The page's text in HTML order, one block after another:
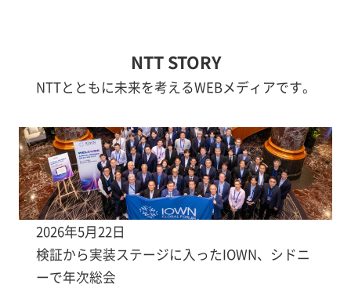
NTT STORY
NTTとともに未来を考えるWEBメディアです。
2026年5月22日
検証から実装ステージに入ったIOWN、シドニ
ーで年次総会